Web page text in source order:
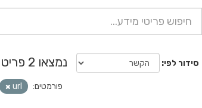
סידור לפי נמצאו 2 פריטי מידע
פורמטים: url